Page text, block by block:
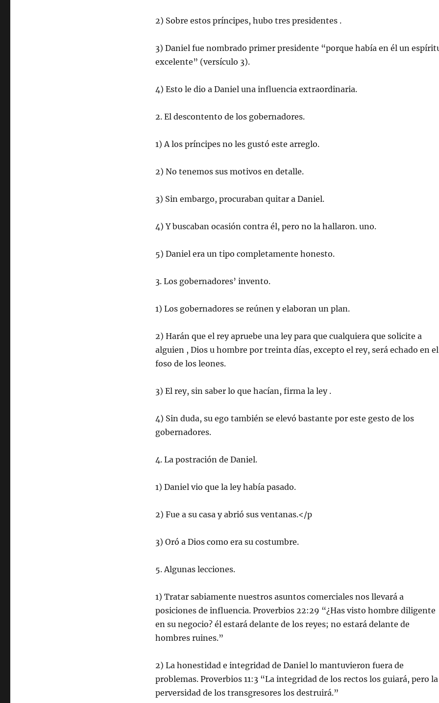
2) Sobre estos príncipes, hubo tres presidentes .
3) Daniel fue nombrado primer presidente “porque había en él un
excelente” (versículo 3).
4) Esto le dio a Daniel una influencia extraordinaria.
2. El descontento de los gobernadores.
1) A los príncipes no les gustó este arreglo.
2) No tenemos sus motivos en detalle.
3) Sin embargo, procuraban quitar a Daniel.
4) Y buscaban ocasión contra él, pero no la hallaron. uno.
5) Daniel era un tipo completamente honesto.
3. Los gobernadores’ invento.
1) Los gobernadores se reúnen y elaboran un plan.
2) Harán que el rey apruebe una ley para que cualquiera que solicite a
alguien , Dios u hombre por treinta días, excepto el rey, será echado en el
foso de los leones.
3) El rey, sin saber lo que hacían, firma la ley .
4) Sin duda, su ego también se elevó bastante por este gesto de los
gobernadores.
4. La postración de Daniel.
1) Daniel vio que la ley había pasado.
2) Fue a su casa y abrió sus ventanas.</p
3) Oró a Dios como era su costumbre.
5. Algunas lecciones.
1) Tratar sabiamente nuestros asuntos comerciales nos llevará a
posiciones de influencia. Proverbios 22:29 “¿Has visto hombre diligente
en su negocio? él estará delante de los reyes; no estará delante de
hombres ruines.”
2) La honestidad e integridad de Daniel lo mantuvieron fuera de
problemas. Proverbios 11:3 “La integridad de los rectos los guiará, pero la
perversidad de los transgresores los destruirá.”